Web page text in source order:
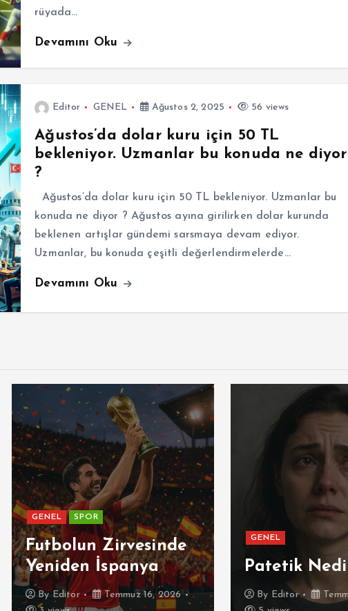
rüyada…
Devamını Oku
Editor GENEL Ağustos 2, 2025 56 views
Ağustos’da dolar kuru için 50 TL
bekleniyor. Uzmanlar bu konuda ne diyor
?
Ağustos’da dolar kuru için 50 TL bekleniyor. Uzmanlar bu
konuda ne diyor ? Ağustos ayına girilirken dolar kurunda
beklenen artışlar gündemi sarsmaya devam ediyor.
Uzmanlar, bu konuda çeşitli değerlendirmelerde…
Devamını Oku
GENEL SPOR
Futbolun Zirvesinde
Yeniden İspanya
ByEditor
Temmuz 16, 2026
GENEL
Patetik
By Editor